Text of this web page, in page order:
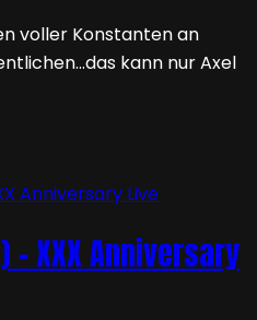
voller Konstanten an
kann nur Axel
– XXX Anniversary